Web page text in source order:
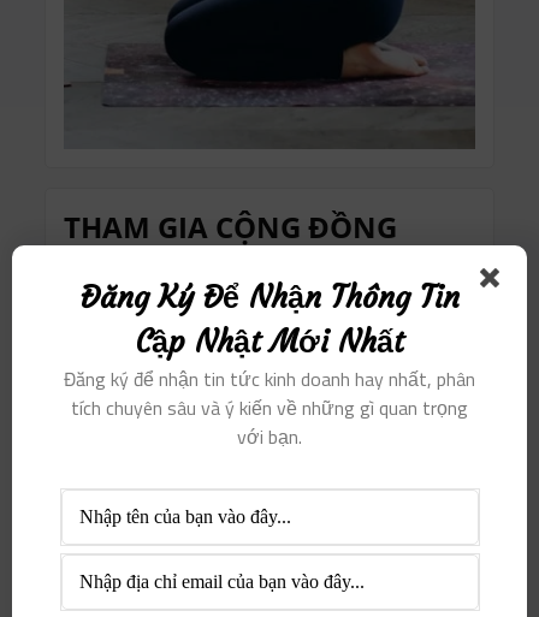
THAM GIA CỘNG ĐỒNG
Sign in to Your Account
face
Register|Lost your password?
Đăng Ký Để Nhận Thông Tin
Cập Nhật Mới Nhất
Đăng ký để nhận tin tức kinh doanh hay nhất, phân
tích chuyên sâu và ý kiến ​​về những gì quan trọng
với bạn.